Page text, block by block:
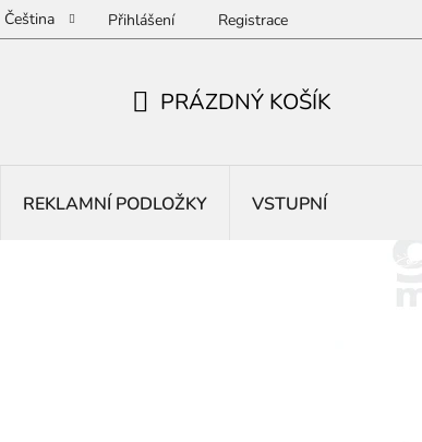
Čeština Přihlášení Registrace
PRÁZDNÝ KOŠÍK
REKLAMNÍ PODLOŽKY VSTUPNÍ ROHOŽE